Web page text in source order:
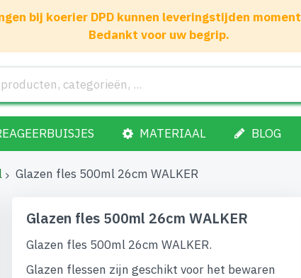
bij koerier DPD kunnen leveringstijden
Bedankt voor uw begrip.
MATERIAAL BLOG
Glazen fles 500ml 26cm WALKER
Glazen fles 500ml 26cm WALKER
Glazen fles 500ml 26cm WALKER.
Glazen flessen zijn geschikt voor het bewaren